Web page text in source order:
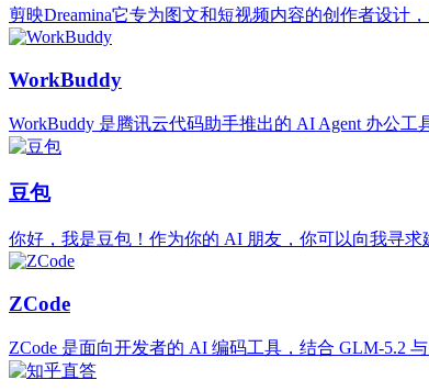
剪映Dreamina它专为图文和短视频内容的创作者设计
WorkBuddy
WorkBuddy 是腾讯云代码助手推出的 AI Agent 办公
豆包
你好，我是豆包！作为你的 AI 朋友，你可以向我寻求
ZCode
ZCode 是面向开发者的 AI 编码工具，结合 GLM-5.2